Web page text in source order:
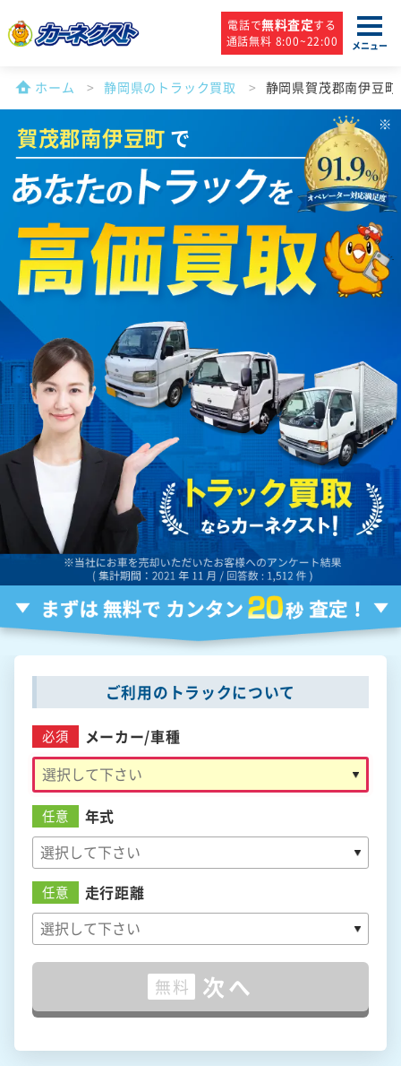
電話で無料査定する
通話無料 8:00~22:00
メニュー
ホーム 静岡県のトラック買取 静岡県賀茂郡南伊豆
賀茂郡南伊豆町 で
ご利用のトラックについて
必須 メーカー/車種
任意 年式
任意 走行距離
無料 次へ